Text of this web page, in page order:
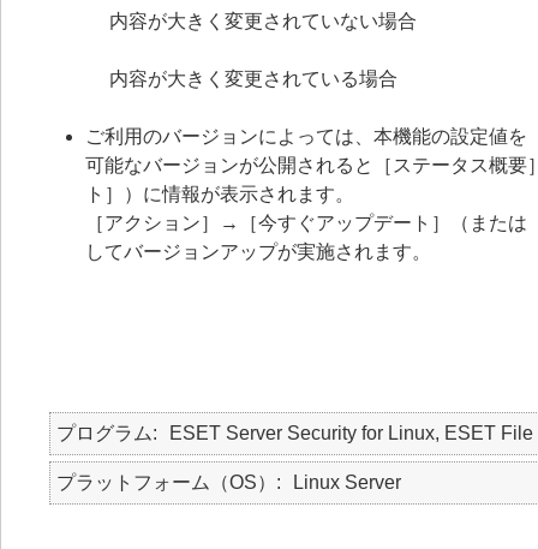
内容が大きく変更されていない場合
内容が大きく変更されている場合
ご利用のバージョンによっては、本機能の設定値
可能なバージョンが公開されると［ステータス概
ト］）に情報が表示されます。
［アクション］→［今すぐアップデート］（また
してバージョンアップが実施されます。
プログラム ESET Server Security for Linux, ESET
プラットフォーム（OS） Linux Server